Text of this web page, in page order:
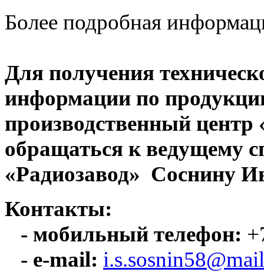
Более подробная
Для получения
информации по
производственный
обращаться к ведущему
«Радиозавод» Соснину
Контакты:
- мобильный телефон:
- e-mail: